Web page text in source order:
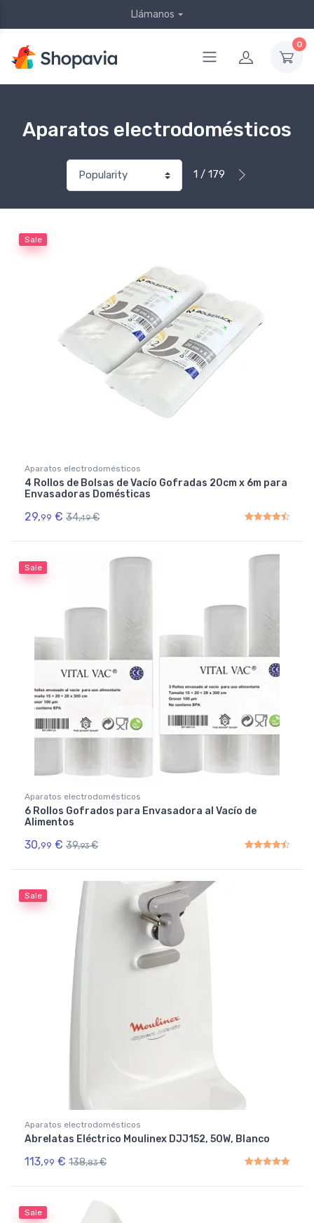
Llámanos
0
Aparatos electrodomésticos
1 / 179
Sale
Aparatos electrodomésticos
4 Rollos de Bolsas de Vacío Gofradas 20cm x 6m para
Envasadoras Domésticas
29,99 € 34,49 €
Sale
Aparatos electrodomésticos
6 Rollos Gofrados para Envasadora al Vacío de
Alimentos
30,99 € 39,93 €
Sale
Aparatos electrodomésticos
Abrelatas Eléctrico Moulinex DJJ152, 50W, Blanco
113,99 € 138,83 €
Sale